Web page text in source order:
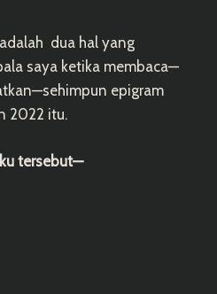
dua hal yang
saya ketika membaca—
epigram
2022 itu.
tersebut—